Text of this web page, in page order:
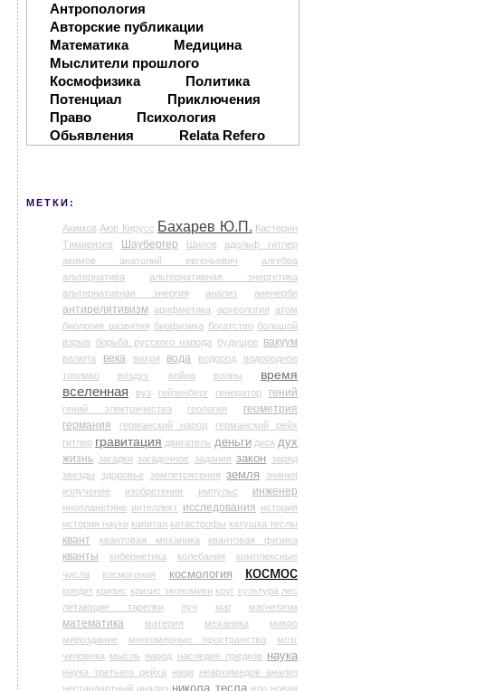
Антропология
Авторские публикации
Математика
Медицина
Мыслители прошлого
Космофизика
Политика
Потенциал
Приключения
Право
Психология
Обьявления
Relata Refero
МЕТКИ:
Акимов Аюр Кирусс Бахарев Ю.П. Кастерин
Тимирязев
Шаубергер Шипов
адольф гитлер
акимов анатолий евгеньевич
алгебра
альтернатива
альтернативная энергетика
альтернативная энергия
анализ аненербе
антирелятивизм арифметика археология атом
биология развития биофизика богатство большой
взрыв
борьба русского народа будущее вакуум
валюта века вихри вода водород
водородное
топливо
воздух война волны
время
вселенная
вуз гейзенберг генератор гений
гений электричества геология
геометрия
германия
германский народ
германский рейх
гитлер гравитация двигатель деньги диск дух
жизнь загадки загадочное задания закон заряд
звезды
здоровье землетрясения земля
знания
излучение
изобретения импульс инженер
инопланетяне интеллект исследования история
история науки капитал катастрофы катушка теслы
квант квантовая механика квантовая физика
кванты кибернетика колебания
комплексные
числа
космогония космология космос
кредит кризис кризис экономики круг культура лес
летающие тарелки
луч маг магнетизм
математика материя механика
микро
мироздание
многомерные пространства
мозг
человека мысль народ наследие предков наука
наука третьего рейха наци
неархимедов анализ
нестандартный анализ никола тесла нло новая